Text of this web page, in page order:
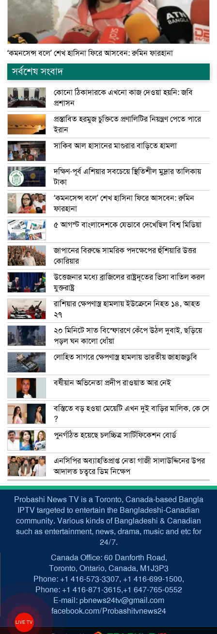
‘কমনসেন্স বলে’ শেখ হাসিনা ফিরে আসবেন: রুমিন ফারহানা
সর্বশেষ সংবাদ
কোনো ঠিকাদারকে এখনো কাজ দেওয়া হয়নি: জবি
প্রশাসন
প্রস্তাবিত হরমুজ চুক্তিতে প্রণালিটির নিয়ন্ত্রণ পেতে পারে
ইরান
সাকিব আল হাসানের মাগুরার বাড়িতে হামলা
দক্ষিণ-পূর্ব এশিয়ার সবচেয়ে স্থিতিশীল মুদ্রার তালিকায়
টাকা
‘কমনসেন্স বলে’ শেখ হাসিনা ফিরে আসবেন: রুমিন
ফারহানা
৫ আগস্ট বাংলাদেশকে যেভাবে দেখেছিল বিশ্ব মিডিয়া
জাপানের বিরুদ্ধে সামরিক পদক্ষেপের হুঁশিয়ারি উত্তর
কোরিয়ার
উত্তেজনার মধ্যে ব্রাজিলের রাষ্ট্রদূতের ভিসা বাতিল করল
যুক্তরাষ্ট্র
রাশিয়ার ক্ষেপণাস্ত্র হামলায় ইউক্রেনে নিহত ১৪, আহত
২৭
২০ মিনিটে সাত বিস্ফোরণে কেঁপে উঠল দুবাই, ছড়িয়ে
পড়ল ঘন কালো ধোঁয়া
লোহিত সাগরে ক্ষেপণাস্ত্র হামলায় ভারতীয় জাহাজডুবি
বর্ষীয়ান অভিনেতা প্রদীপ রাওয়াত আর নেই
বস্তিতে বড় হওয়া মেয়েটি এখন দুই বাড়ির মালিক, কে সে
?
পুনর্গঠিত হয়েছে চলচ্চিত্র সার্টিফিকেশন বোর্ড
এনসিপির অব্যাহতিপ্রাপ্ত নেতা গাজী সালাউদ্দিনের উপর
আদালত চত্বরে ডিম নিক্ষেপ
LIVE TV
Probashi News TV is a Toronto, Canada-based Bangla
IPTV targeted to entertain the Bangladeshi-Canadian
community. Various kinds of Bangladeshi & Canadian
such as entertainment, news, drama, music and etc for
24/7.
Canada Office: 60 Danforth Road,
Toronto, Ontario, Canada, M1J3P3
Phone: +1 416-573-3307, +1 416-699-1500,
Phone: +1 416-871-3615,+1 647-765-0552
E-mail: pbnews24tv@gmail.com
facebook.com/Probashitvnews24